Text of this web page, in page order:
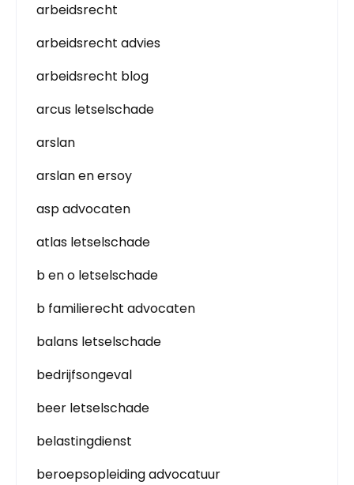
arbeidsrecht
arbeidsrecht advies
arbeidsrecht blog
arcus letselschade
arslan
arslan en ersoy
asp advocaten
atlas letselschade
b en o letselschade
b familierecht advocaten
balans letselschade
bedrijfsongeval
beer letselschade
belastingdienst
beroepsopleiding advocatuur